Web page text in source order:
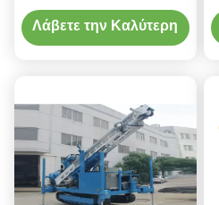
φρεατίων νερού 300m
τοποθέτησε την
εγκατάσταση γεώτρησης
Λάβετε την Καλύτερη